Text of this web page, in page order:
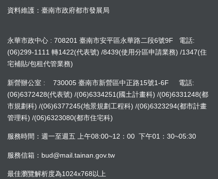
資料維護：臺南市政府都市發展局
永華市政中心 : 708201 臺南市安平區永華路二段6號9F 電話:
(06)299-1111 轉1422(代表號) /8439(使用分區申請業務) /1347(住
宅補貼/包租代管業務)
新營辦公室 : 730005 臺南市新營區中正路15號1-6F 電話:
(06)6372428(代表號) /(06)6334251(國土計畫科) /(06)6331248(都
市規劃科) /(06)6377245(地景規劃工程科) /(06)6323294(都市計畫
管理科) /(06)6323080(都市住宅科)
服務時間：週一至週五 上午08:00~12：00 下午01：30~05:30
服務信箱：bud@mail.tainan.gov.tw
最佳瀏覽解析度為1024x768以上